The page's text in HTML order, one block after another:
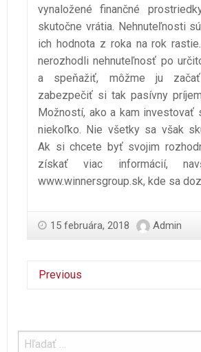
vynaložené finančné
skutočne vrátia. Nehnuteľnosti
ich hodnota z roka na rok
nerozhodli nehnuteľnosť po
a speňažiť, môžme ju
zabezpečiť si tak pasívny
Možností, ako a kam investovať
niekoľko. Nie všetky sa však
Ak si chcete byť svojim
získať viac informácií,
www.winnersgroup.sk, kde sa
15 februára, 2018 Admin
Previous